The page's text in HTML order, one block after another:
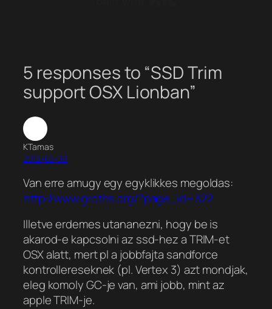
5 responses to “SSD Trim
support OSX Lionban”
KTamas
2012-03-09
Van erre amugy egy egyklikkes megoldas:
http://www.groths.org/?page_id=322
Illetve erdemes utananezni, hogy be is
akarod-e kapcsolni az ssd-hez a TRIM-et
OSX alatt, mert pl a jobbfajta sandforce
kontrollereseknek (pl. Vertex 3) azt mondjak,
eleg komoly GC-je van, ami jobb, mint az
apple TRIM-je.